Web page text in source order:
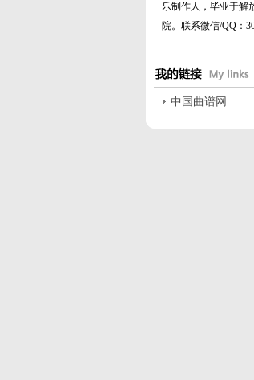
乐制作人，毕业于解
院。联系微信/QQ：
中国曲谱网